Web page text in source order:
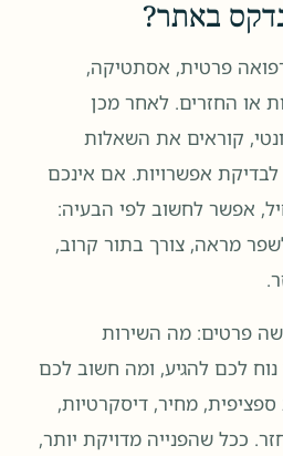
באתר?
פרטית, אסתטיקה,
או החזרים. לאחר מכן
קוראים את השאלות
לבדיקת אפשרויות. אם אינכם
אפשר לחשוב לפי הבעיה:
מראה, צורך בתור קרוב,
פרטים: מה השירות
לכם להגיע, ומה חשוב לכם
ספציפית, מחיר, דיסקרטיות,
ככל שהפנייה מדויקת יותר,